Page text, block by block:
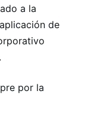
a la
de
por la